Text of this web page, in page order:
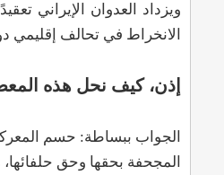
ويزداد العدوان الإيراني
الانخراط في تحالف
إذن، كيف نحل هذه
المجحفة بحقها وحق